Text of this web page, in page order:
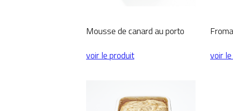
Mousse de canard au porto
voir le produit
voir